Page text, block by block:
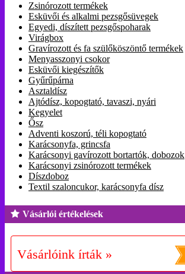
Zsinórozott termékek
Esküvői és alkalmi pezsgősüvegek
Egyedi, díszített pezsgőspoharak
Virágbox
Gravírozott és fa szülőköszöntő termékek
Menyasszonyi csokor
Esküvői kiegészítők
Gyűrűpárna
Asztaldísz
Ajtódísz, kopogtató, tavaszi, nyári
Kegyelet
Ősz
Adventi koszorú, téli kopogtató
Karácsonyfa, grincsfa
Karácsonyi gavírozott bortartók, dobozok
Karácsonyi zsinórozott termékek
Díszdoboz
Textil szaloncukor, karácsonyfa dísz
Vásárlói értékelések
Vásárlóink írták »